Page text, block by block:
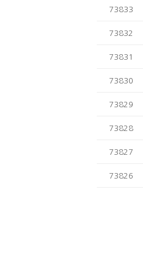
73833
73832
73831
73830
73829
73828
73827
73826